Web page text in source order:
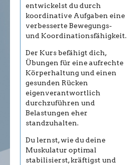
entwickelst du durch
koordinative Aufgaben eine
verbesserte Bewegungs-
und Koordinationsfähigkeit.
Der Kurs befähigt dich,
Übungen für eine aufrechte
Körperhaltung und einen
gesunden Rücken
eigenverantwortlich
durchzuführen und
Belastungen eher
standzuhalten.
Du lernst, wie du deine
Muskulatur optimal
stabilisierst, kräftigst und